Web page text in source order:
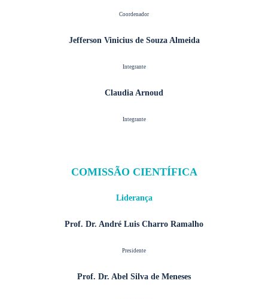
Coordenador
Jefferson Vinicius de Souza Almeida
Integrante
Claudia Arnoud
Integrante
COMISSÃO CIENTÍFICA
Liderança
Prof. Dr. André Luis Charro Ramalho
Presidente
Prof. Dr. Abel Silva de Meneses